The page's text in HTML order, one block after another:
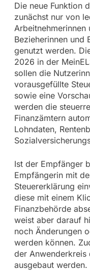
Die neue Funktion
zunächst nur von
Bezieherinnen und
genutzt werden.
2026 in der
sollen die
vorausgefüllte
sowie eine
werden die
Finanzämtern
Lohndaten,
Ist der Empfänger
Empfängerin mit
Steuererklärung
diese mit einem
Finanzbehörde
weist aber darauf
noch Änderungen
werden können.
der Anwenderkreis
ausgebaut werden.